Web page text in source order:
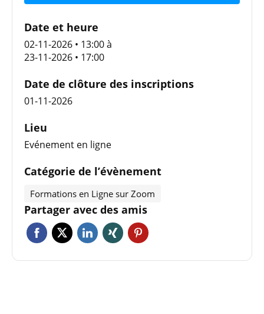
Date et heure
02-11-2026 • 13:00à
23-11-2026 • 17:00
Date de clôture des inscriptions
01-11-2026
Lieu
Evénement en ligne
Catégorie de l’évènement
Formations en Ligne sur Zoom
Partager avec des amis